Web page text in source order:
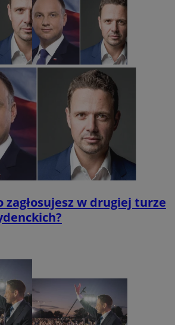
zagłosujesz w drugiej turze